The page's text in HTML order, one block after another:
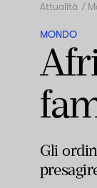
Attualità
MONDO
Gli